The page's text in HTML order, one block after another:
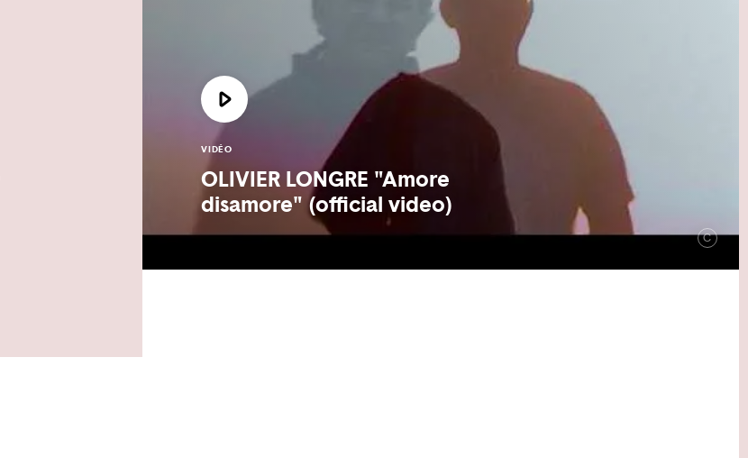
C
VIDÉO
OLIVIER LONGRE "Amore
disamore" (official video)